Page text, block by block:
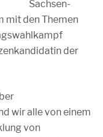
Sachsen-
mit den Themen
der
wir alle von einem
von